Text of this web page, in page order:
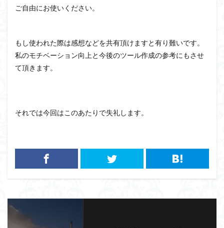
ご自由にお使いください。
もし使われた際は感想などを共有頂けますと有り難いです。
私のモチベーション向上と今後のツール作成の参考にもさせ
て頂きます。
それでは今回はこのあたりで失礼します。